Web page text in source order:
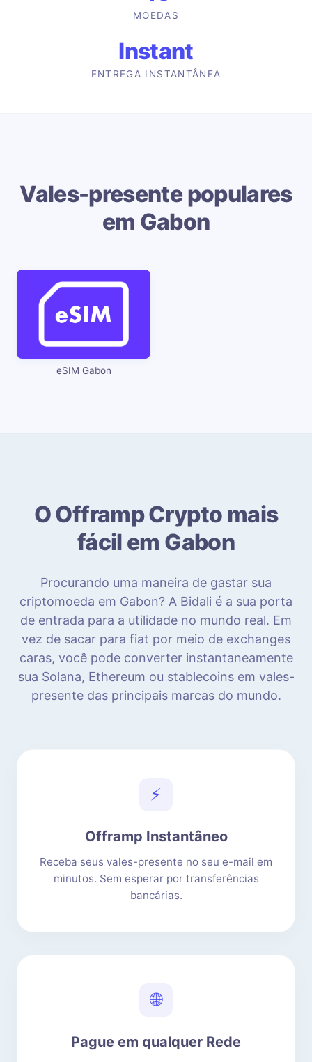
MOEDAS
Instant
ENTREGA INSTANTÂNEA
Vales-presente populares
em Gabon
eSIM Gabon
O Offramp Crypto mais
fácil em Gabon
Procurando uma maneira de gastar sua
criptomoeda em Gabon? A Bidali é a sua porta
de entrada para a utilidade no mundo real. Em
vez de sacar para fiat por meio de exchanges
caras, você pode converter instantaneamente
sua Solana, Ethereum ou stablecoins em vales-
presente das principais marcas do mundo.
⚡
Offramp Instantâneo
Receba seus vales-presente no seu e-mail em
minutos. Sem esperar por transferências
bancárias.
🌐
Pague em qualquer Rede